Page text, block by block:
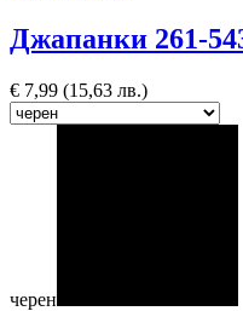
Джапанки 261-
€ 7,99 (15,63 лв.)
черен